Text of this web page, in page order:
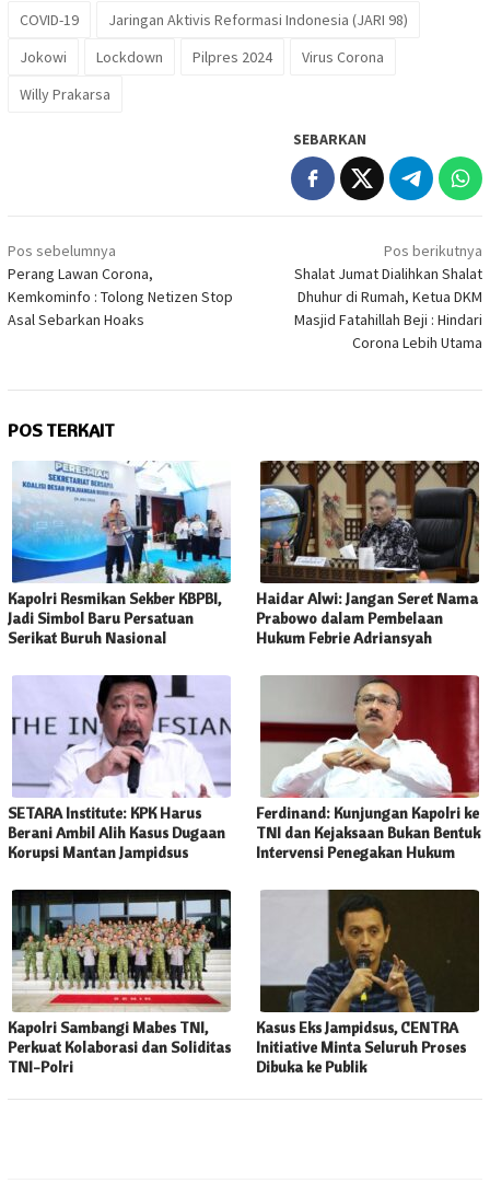
COVID-19
Jaringan Aktivis Reformasi Indonesia (JARI 98)
Jokowi
Lockdown Pilpres 2024
Virus Corona
Willy Prakarsa
SEBARKAN
Navigasi
pos
Pos sebelumnya
Perang Lawan Corona,
Kemkominfo : Tolong Netizen Stop
Asal Sebarkan Hoaks
Pos berikutnya
Shalat Jumat Dialihkan Shalat
Dhuhur di Rumah, Ketua DKM
Masjid Fatahillah Beji : Hindari
Corona Lebih Utama
POS TERKAIT
Kapolri Resmikan Sekber KBPBI,
Jadi Simbol Baru Persatuan
Serikat Buruh Nasional
Haidar Alwi: Jangan Seret Nama
Prabowo dalam Pembelaan
Hukum Febrie Adriansyah
SETARA Institute: KPK Harus
Berani Ambil Alih Kasus Dugaan
Korupsi Mantan Jampidsus
Ferdinand: Kunjungan Kapolri ke
TNI dan Kejaksaan Bukan Bentuk
Intervensi Penegakan Hukum
Kapolri Sambangi Mabes TNI,
Perkuat Kolaborasi dan Soliditas
TNI-Polri
Kasus Eks Jampidsus, CENTRA
Initiative Minta Seluruh Proses
Dibuka ke Publik